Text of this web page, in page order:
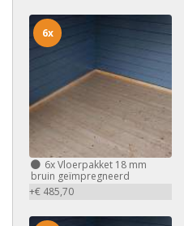
6xVloerpakket 18 mm
bruin geïmpregneerd
+€ 485,70
6x